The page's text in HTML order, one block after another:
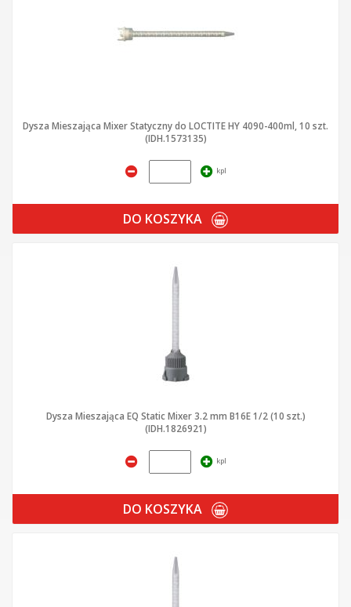
Dysza Mieszająca Mixer Statyczny do LOCTITE HY 4090-400ml, 10 szt.
(IDH.1573135)
kpl
DO KOSZYKA
Dysza Mieszająca EQ Static Mixer 3.2 mm B16E 1/2 (10 szt.)
(IDH.1826921)
kpl
DO KOSZYKA